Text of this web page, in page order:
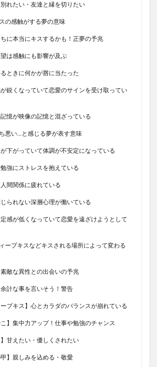
れたい・友達と縁を切りたい
の感触がする夢の意味
に本当にキスするかも！正夢の予兆
は感触にも影響が及ぶ
ときに何かが唇に当たった
鋭くなっていて恋愛のサインを受け取ってい
憶が映像の記憶と混ざっている
悪い…と感じる夢が表す意味
下がっていて体調が不安定になっている
強にストレスを抱えている
間関係に疲れている
られない深層心理が働いている
感が低くなっていて恋愛を遠ざけようとして
ープキスなどキスされる場所によって変わる
素敵な異性との出会いの予兆
余計な事を言いそう！警告
ープキス】心とカラダのバランスが崩れている
こ】集中力アップ！仕事や勉強のチャンス
】甘えたい・優しくされたい
甲】親しみを込める・敬愛